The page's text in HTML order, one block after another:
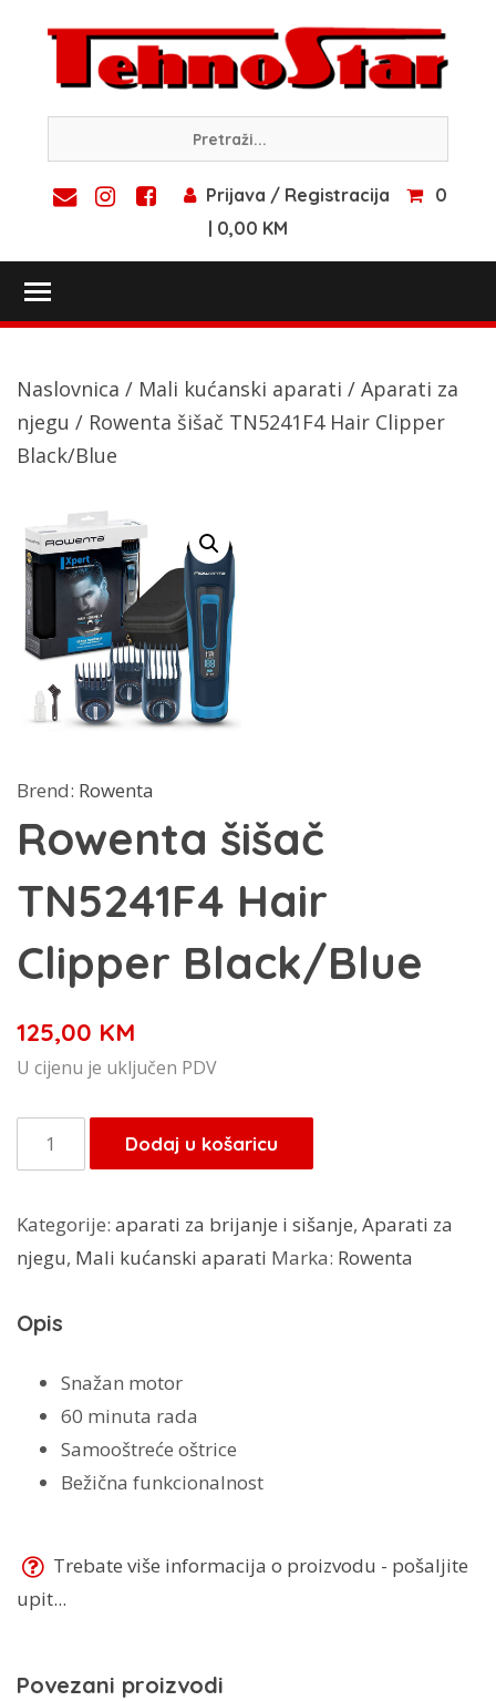
content
Prijava / Registracija
0
| 0,00 KM
Naslovnica / Mali kućanski aparati / Aparati za
njegu / Rowenta šišač TN5241F4 Hair Clipper
Black/Blue
Brend: Rowenta
Rowenta šišač
TN5241F4 Hair
Clipper Black/Blue
125,00 KM
U cijenu je uključen PDV
Rowenta
šišač
Hair
Clipper
količina
Dodaj u košaricu
Kategorije: aparati za brijanje i sišanje, Aparati za
njegu, Mali kućanski aparati Marka: Rowenta
Opis
Snažan motor
60 minuta rada
Samooštreće oštrice
Bežična funkcionalnost
Trebate više informacija o proizvodu - pošaljite
upit...
Povezani proizvodi